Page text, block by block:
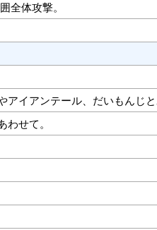
全体攻撃。
イアンテール、だいもんじと
せて。